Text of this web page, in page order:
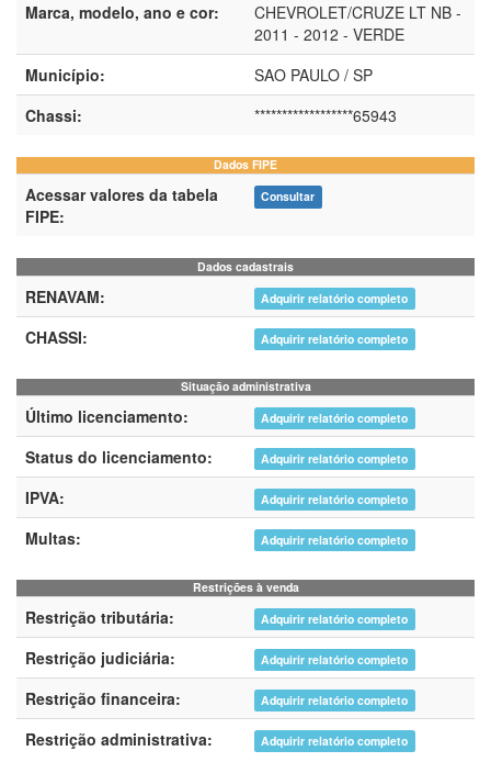
Marca, modelo, ano e cor:
CHEVROLET/CRUZE LT NB -
2011 - 2012 - VERDE
Município:
SAO PAULO / SP
Chassi:
******************65943
Dados FIPE
Acessar valores da tabela
FIPE:
Consultar
Dados cadastrais
RENAVAM: Adquirir relatório completo
CHASSI: Adquirir relatório completo
Situação administrativa
Último licenciamento: Adquirir relatório completo
Status do licenciamento: Adquirir relatório completo
IPVA: Adquirir relatório completo
Multas: Adquirir relatório completo
Restrições à venda
Restrição tributária: Adquirir relatório completo
Restrição judiciária: Adquirir relatório completo
Restrição financeira: Adquirir relatório completo
Restrição administrativa: Adquirir relatório completo